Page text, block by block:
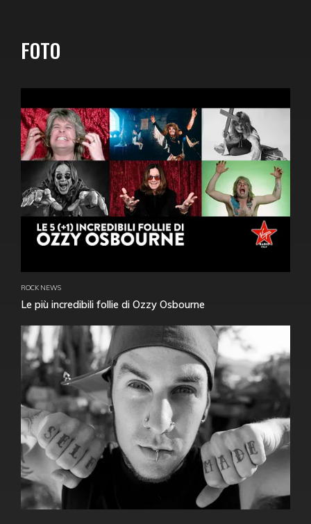
FOTO
ROCK NEWS
Le più incredibili follie di Ozzy Osbourne